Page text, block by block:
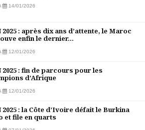
14/01/2026
2025 : après dix ans d’attente, le Maroc
enfin le dernier...
12/01/2026
2025 : fin de parcours pour les
d’Afrique
12/01/2026
2025 : la Côte d’Ivoire défait le Burkina
et file en quarts